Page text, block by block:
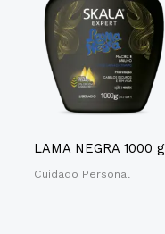
LAMA NEGRA 1000 g
Cuidado Personal